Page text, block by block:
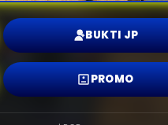
BUKTI JP
PROMO